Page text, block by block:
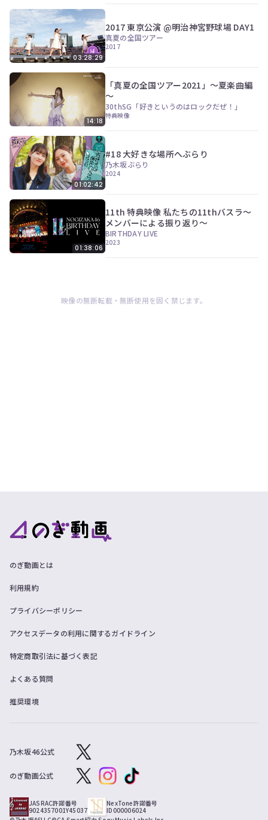
03:28:29
2017 東京公演 @明治神宮野球場 DAY1
真夏の全国ツアー
2017
14:18
「真夏の全国ツアー2021」～夏楽曲編
～
30thSG「好きというのはロックだぜ！」
特典映像
01:02:42
#18 大好きな場所へぶらり
乃木坂ぶらり
2024
01:38:06
11th 特典映像 私たちの11thバスラ～
メンバーによる振り返り～
BIRTHDAY LIVE
2023
映像の無断転載・無断使用を固く禁じます。
のぎ動画とは
利用規約
プライバシーポリシー
アクセスデータの利用に関するガイドライン
特定商取引法に基づく表記
よくある質問
推奨環境
乃木坂46公式
のぎ動画公式
JASRAC許諾番号
9024357001Y45037
NexTone許諾番号
ID000006024